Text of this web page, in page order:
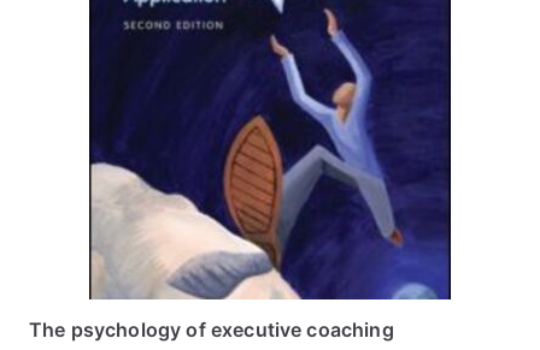
The psychology of executive coaching